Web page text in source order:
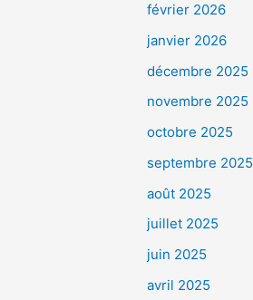
février 2026
janvier 2026
décembre 2025
novembre 2025
octobre 2025
septembre 2025
août 2025
juillet 2025
juin 2025
avril 2025